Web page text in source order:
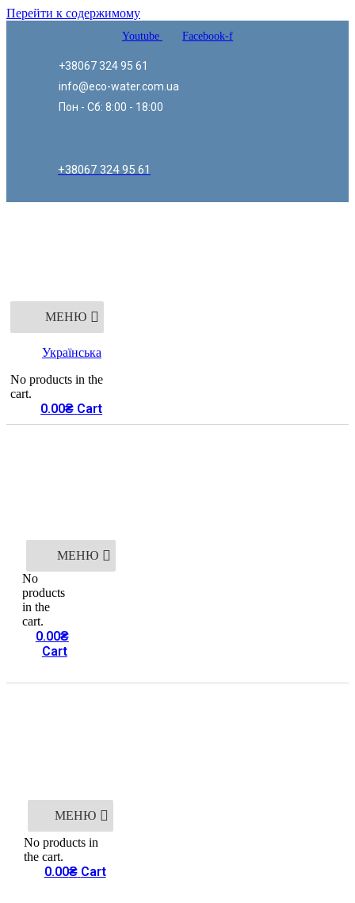
Перейти к содержимому
Youtube Facebook-f
+38067 324 95 61
info@eco-water.com.ua
Пон - Сб: 8:00 - 18:00
+38067 324 95 61
МЕНЮ
Українська
No products in the
cart.
0.00₴ Cart
МЕНЮ
No
products
in the
cart.
0.00₴
Cart
МЕНЮ
No products in
the cart.
0.00₴ Cart